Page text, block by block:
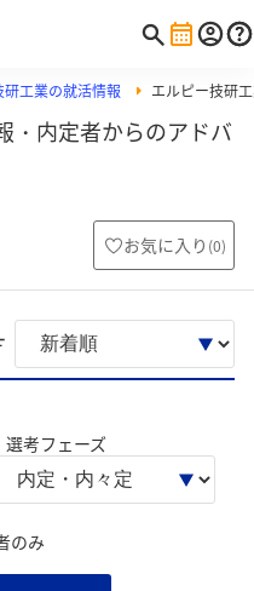
研工業の就活情報 エルピー技研
・内定者からのアドバ
お気に入り (0)
選考フェーズ
のみ